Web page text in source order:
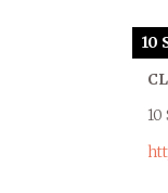
10